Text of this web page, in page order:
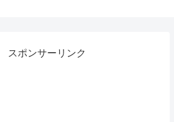
スポンサーリンク